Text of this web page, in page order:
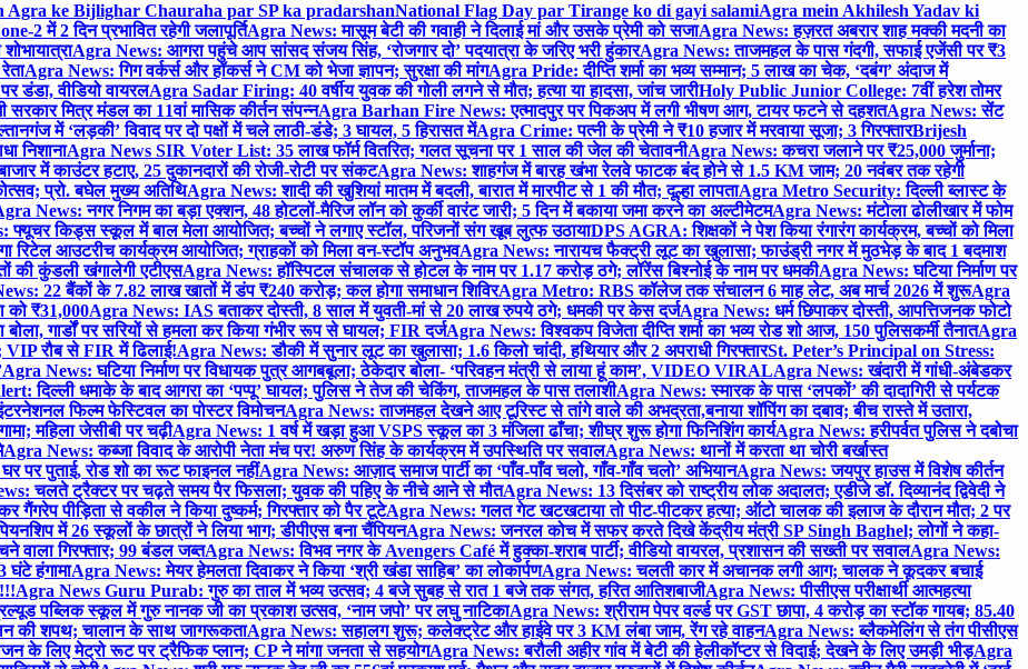
ke Bijlighar Chauraha par SP ka pradarshanNational Flag Day par Tirange ko di gayi salamiAgra mein Akhilesh Yadav ki
2 में 2 दिन प्रभावित रहेगी जलापूर्तिAgra News: मासूम बेटी की गवाही ने दिलाई मां और उसके प्रेमी को सजाAgra News: हज़रत अबरार शाह मक्की मदनी का
Agra News: आगरा पहुंचे आप सांसद संजय सिंह, ‘रोजगार दो’ पदयात्रा के जरिए भरी हुंकारAgra News: ताजमहल के पास गंदगी, सफाई एजेंसी पर ₹3
Agra News: गिग वर्कर्स और हॉकर्स ने CM को भेजा ज्ञापन; सुरक्षा की मांगAgra Pride: दीप्ति शर्मा का भव्य सम्मान; 5 लाख का चेक, ‘दबंग’ अंदाज में
डंडा, वीडियो वायरलAgra Sadar Firing: 40 वर्षीय युवक की गोली लगने से मौत; हत्या या हादसा, जांच जारीHoly Public Junior College: 7वीं हरेश तोमर
मित्र मंडल का 11वां मासिक कीर्तन संपन्नAgra Barhan Fire News: एत्मादपुर पर पिकअप में लगी भीषण आग, टायर फटने से दहशतAgra News: सेंट
में ‘लड़की’ विवाद पर दो पक्षों में चले लाठी-डंडे; 3 घायल, 5 हिरासत मेंAgra Crime: पत्नी के प्रेमी ने ₹10 हजार में मरवाया सूजा; 3 गिरफ्तारBrijesh
निशानाAgra News SIR Voter List: 35 लाख फॉर्म वितरित; गलत सूचना पर 1 साल की जेल की चेतावनीAgra News: कचरा जलाने पर ₹25,000 जुर्माना;
में काउंटर हटाए, 25 दुकानदारों की रोजी-रोटी पर संकटAgra News: शाहगंज में बारह खंभा रेलवे फाटक बंद होने से 1.5 KM जाम; 20 नवंबर तक रहेगी
प्रो. बघेल मुख्य अतिथिAgra News: शादी की खुशियां मातम में बदली, बारात में मारपीट से 1 की मौत; दूल्हा लापताAgra Metro Security: दिल्ली ब्लास्ट के
News: नगर निगम का बड़ा एक्शन, 48 होटलों-मैरिज लॉन को कुर्की वारंट जारी; 5 दिन में बकाया जमा करने का अल्टीमेटमAgra News: मंटोला ढोलीखार में फोम
फ्यूचर किड्स स्कूल में बाल मेला आयोजित; बच्चों ने लगाए स्टॉल, परिजनों संग खूब लुत्फ उठायाDPS AGRA: शिक्षकों ने पेश किया रंगारंग कार्यक्रम, बच्चों को मिला
आउटरीच कार्यक्रम आयोजित; ग्राहकों को मिला वन-स्टॉप अनुभवAgra News: नारायच फैक्ट्री लूट का खुलासा; फाउंड्री नगर में मुठभेड़ के बाद 1 बदमाश
की कुंडली खंगालेगी एटीएसAgra News: हॉस्पिटल संचालक से होटल के नाम पर 1.17 करोड़ ठगे; लॉरेंस बिश्नोई के नाम पर धमकीAgra News: घटिया निर्माण पर
22 बैंकों के 7.82 लाख खातों में डंप ₹240 करोड़; कल होगा समाधान शिविरAgra Metro: RBS कॉलेज तक संचालन 6 माह लेट, अब मार्च 2026 में शुरूAgra
को ₹31,000Agra News: IAS बताकर दोस्ती, 8 साल में युवती-मां से 20 लाख रुपये ठगे; धमकी पर केस दर्जAgra News: धर्म छिपाकर दोस्ती, आपत्तिजनक फोटो
बोला, गार्डों पर सरियों से हमला कर किया गंभीर रूप से घायल; FIR दर्जAgra News: विश्वकप विजेता दीप्ति शर्मा का भव्य रोड शो आज, 150 पुलिसकर्मी तैनातAgra
रौब से FIR में ढिलाई!Agra News: डौकी में सुनार लूट का खुलासा; 1.6 किलो चांदी, हथियार और 2 अपराधी गिरफ्तारSt. Peter’s Principal on Stress:
Agra News: घटिया निर्माण पर विधायक पुत्र आगबबूला; ठेकेदार बोला- ‘परिवहन मंत्री से लाया हूं काम’, VIDEO VIRALAgra News: खंदारी में गांधी-अंबेडकर
दिल्ली धमाके के बाद आगरा का ‘पप्पू’ घायल; पुलिस ने तेज की चेकिंग, ताजमहल के पास तलाशीAgra News: स्मारक के पास ‘लपकों’ की दादागिरी से पर्यटक
फिल्म फेस्टिवल का पोस्टर विमोचनAgra News: ताजमहल देखने आए टूरिस्ट से तांगे वाले की अभद्रता,बनाया शॉपिंग का दबाव; बीच रास्ते में उतारा,
महिला जेसीबी पर चढ़ीAgra News: 1 वर्ष में खड़ा हुआ VSPS स्कूल का 3 मंजिला ढाँचा; शीघ्र शुरू होगा फिनिशिंग कार्यAgra News: हरीपर्वत पुलिस ने दबोचा
Agra News: कब्जा विवाद के आरोपी नेता मंच पर! अरुण सिंह के कार्यक्रम में उपस्थिति पर सवालAgra News: थानों में करता था चोरी बर्खास्त
घर पर पुताई, रोड शो का रूट फाइनल नहींAgra News: आज़ाद समाज पार्टी का ‘पाँव-पाँव चलो, गाँव-गाँव चलो’ अभियानAgra News: जयपुर हाउस में विशेष कीर्तन
चलते ट्रैक्टर पर चढ़ते समय पैर फिसला; युवक की पहिए के नीचे आने से मौतAgra News: 13 दिसंबर को राष्ट्रीय लोक अदालत; एडीजे डॉ. दिव्यानंद द्विवेदी ने
पीड़िता से वकील ने किया दुष्कर्म; गिरफ्तार को पैर टूटेAgra News: गलत गेट खटखटाया तो पीट-पीटकर हत्या; ऑटो चालक की इलाज के दौरान मौत; 2 पर
में 26 स्कूलों के छात्रों ने लिया भाग; डीपीएस बना चैंपियनAgra News: जनरल कोच में सफर करते दिखे केंद्रीय मंत्री SP Singh Baghel; लोगों ने कहा-
वाला गिरफ्तार; 99 बंडल जब्तAgra News: विभव नगर के Avengers Café में हुक्का-शराब पार्टी; वीडियो वायरल, प्रशासन की सख्ती पर सवालAgra News:
घंटे हंगामाAgra News: मेयर हेमलता दिवाकर ने किया ‘श्री खंडा साहिब’ का लोकार्पणAgra News: चलती कार में अचानक लगी आग; चालक ने कूदकर बचाई
Agra News Guru Purab: गुरु का ताल में भव्य उत्सव; 4 बजे सुबह से रात 1 बजे तक संगत, हरित आतिशबाजीAgra News: पीसीएस परीक्षार्थी आत्महत्या
पब्लिक स्कूल में गुरु नानक जी का प्रकाश उत्सव, ‘नाम जपो’ पर लघु नाटिकाAgra News: श्रीराम पेपर वर्ल्ड पर GST छापा, 4 करोड़ का स्टॉक गायब; 85.40
की शपथ; चालान के साथ जागरूकताAgra News: सहालग शुरू; कलेक्ट्रेट और हाईवे पर 3 KM लंबा जाम, रेंग रहे वाहनAgra News: ब्लैकमेलिंग से तंग पीसीएस
के लिए मेट्रो रूट पर ट्रैफिक प्लान; CP ने मांगा जनता से सहयोगAgra News: बरौली अहीर गांव में बेटी की हेलीकॉप्टर से विदाई; देखने के लिए उमड़ी भीड़Agra